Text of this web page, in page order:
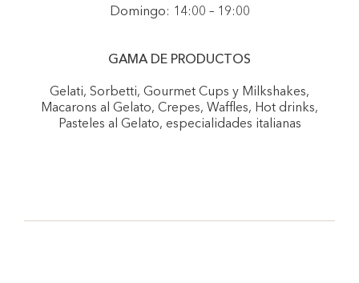
Domingo: 14:00 – 19:00
GAMA DE PRODUCTOS
Gelati, Sorbetti, Gourmet Cups y Milkshakes,
Macarons al Gelato, Crepes, Waffles, Hot drinks,
Pasteles al Gelato, especialidades italianas